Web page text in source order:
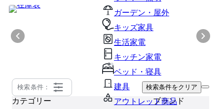
ガーデン・屋外
キッズ家具
生活家電
キッチン家電
ベッド・寝具
建具
アウトレット商品
検索条件： 検索条件をクリア
カテゴリー ブランド